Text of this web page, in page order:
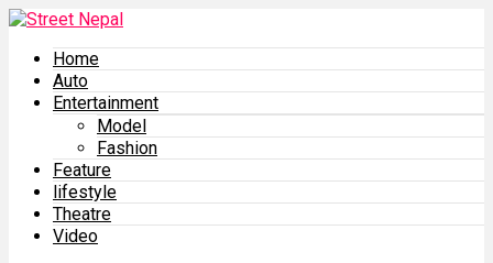
Home
Auto
Entertainment
Model
Fashion
Feature
lifestyle
Theatre
Video